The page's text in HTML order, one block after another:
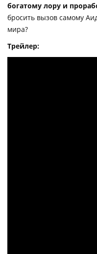
богатому лору и
бросить вызов самому
мира?
Трейлер: